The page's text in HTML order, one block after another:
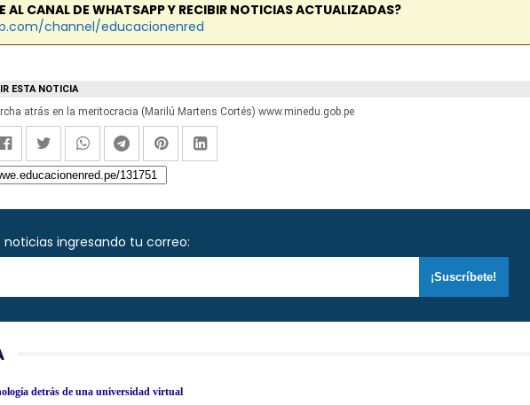
AL CANAL DE WHATSAPP Y RECIBIR NOTICIAS ACTUALIZADAS?
channel/educacionenred
ESTA NOTICIA
atrás en la meritocracia (Marilú Martens Cortés) www.minedu.gob.pe
ingresando tu correo:
detrás de una universidad virtual